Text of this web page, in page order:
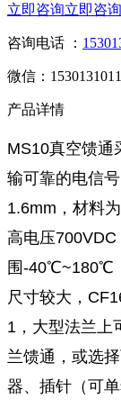
立即咨询立即咨询
咨询电话 ：
微信：
产品详情
MS10真空馈通
输可靠的电信
1.6mm，材料
高电压
围-40℃~180℃
尺寸较大，
1，大型法兰上
兰馈通，或选
器、插针（可